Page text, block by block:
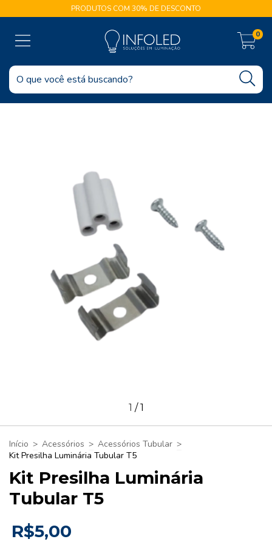
PRODUTOS COM 30% DE DESCONTO
0
1 /1
Início > Acessórios > Acessórios Tubular >
Kit Presilha Luminária Tubular T5
Kit Presilha Luminária
Tubular T5
R$5,00